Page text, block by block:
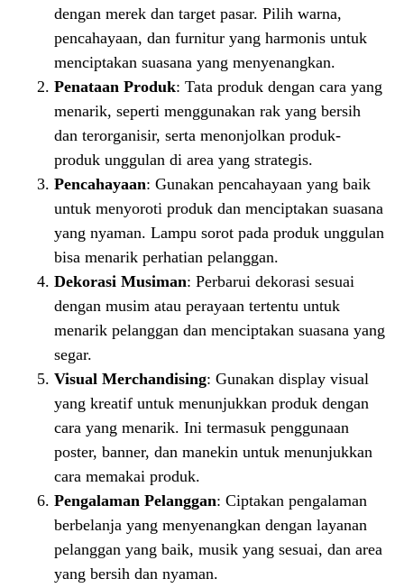
dengan merek dan target pasar. Pilih warna,
pencahayaan, dan furnitur yang harmonis untuk
menciptakan suasana yang menyenangkan.
Penataan Produk: Tata produk dengan cara yang
menarik, seperti menggunakan rak yang bersih
dan terorganisir, serta menonjolkan produk-
produk unggulan di area yang strategis.
Pencahayaan: Gunakan pencahayaan yang baik
untuk menyoroti produk dan menciptakan suasana
yang nyaman. Lampu sorot pada produk unggulan
bisa menarik perhatian pelanggan.
Dekorasi Musiman: Perbarui dekorasi sesuai
dengan musim atau perayaan tertentu untuk
menarik pelanggan dan menciptakan suasana yang
segar.
Visual Merchandising: Gunakan display visual
yang kreatif untuk menunjukkan produk dengan
cara yang menarik. Ini termasuk penggunaan
poster, banner, dan manekin untuk menunjukkan
cara memakai produk.
Pengalaman Pelanggan: Ciptakan pengalaman
berbelanja yang menyenangkan dengan layanan
pelanggan yang baik, musik yang sesuai, dan area
yang bersih dan nyaman.